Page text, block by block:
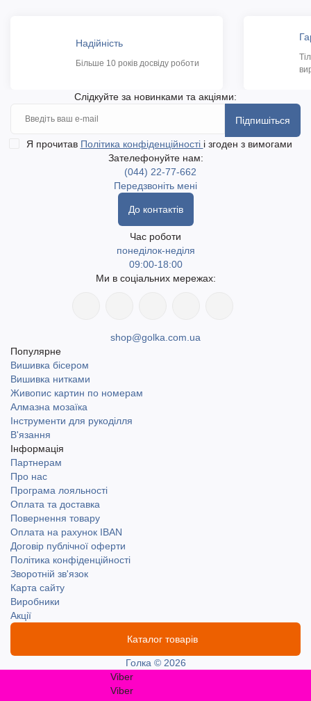
Надійність
Більше 10 років досвіду роботи
Слідкуйте за новинками та акціями:
Підпишіться
Я прочитав Політика конфіденційності і згоден з вимогами
Зателефонуйте нам:
(044) 22-77-662
Передзвоніть мені
До контактів
Час роботи
понеділок-неділя
09:00-18:00
Ми в соціальних мережах:
shop@golka.com.ua
Популярне
Вишивка бісером
Вишивка нитками
Живопис картин по номерам
Алмазна мозаїка
Інструменти для рукоділля
В'язання
Інформація
Партнерам
Про нас
Програма лояльності
Оплата та доставка
Повернення товару
Оплата на рахунок IBAN
Договір публічної оферти
Політика конфіденційності
Зворотній зв'язок
Карта сайту
Виробники
Акції
Каталог товарів
Голка © 2026
Viber
Viber